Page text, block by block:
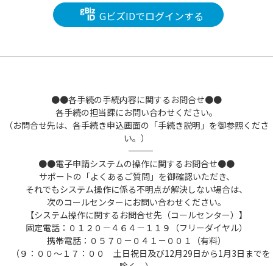
GビズIDでログインする
●●各手続の手続内容に関するお問合せ●●
各手続の担当課にお問い合わせください。
（お問合せ先は、各手続き申込画面の「手続き説明」を御参照くださ
い。）
――――――――――――――――――――――――――――――――――――――――――――――――――
●●電子申請システムの操作に関するお問合せ●●
サポートの「よくあるご質問」を御確認いただき、
それでもシステム操作に係る不明点が解決しない場合は、
次のコールセンターにお問い合わせください。
【システム操作に関するお問合せ先（コールセンター）】
固定電話：０１２０－４６４－１１９（フリーダイヤル）
携帯電話：０５７０－０４１－００１（有料）
（９：００～１７：００ 土日祝日及び12月29日から1月3日までを